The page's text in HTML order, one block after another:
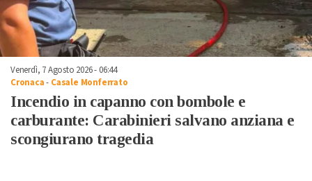
Venerdì, 7 Agosto 2026 - 06:44
Cronaca- Casale Monferrato
Incendio in capanno con bombole e
carburante: Carabinieri salvano anziana e
scongiurano tragedia